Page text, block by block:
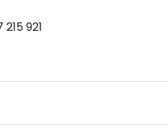
215 921